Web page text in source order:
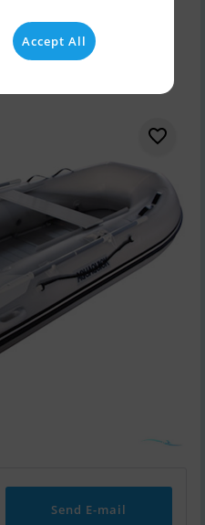
til salg
Send E-mail
Accept All